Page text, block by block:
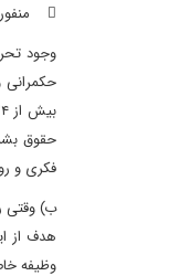
 منفور کردن.
وجود
حکمرانی
حقوق
فکری و
ب) وقتی
هدف از
وظیفه